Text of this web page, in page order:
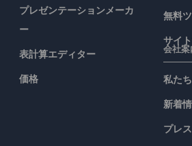
プレゼンテーションメーカ
ー
表計算エディター
価格
無料
サイ
会社案
私た
新着
プレ